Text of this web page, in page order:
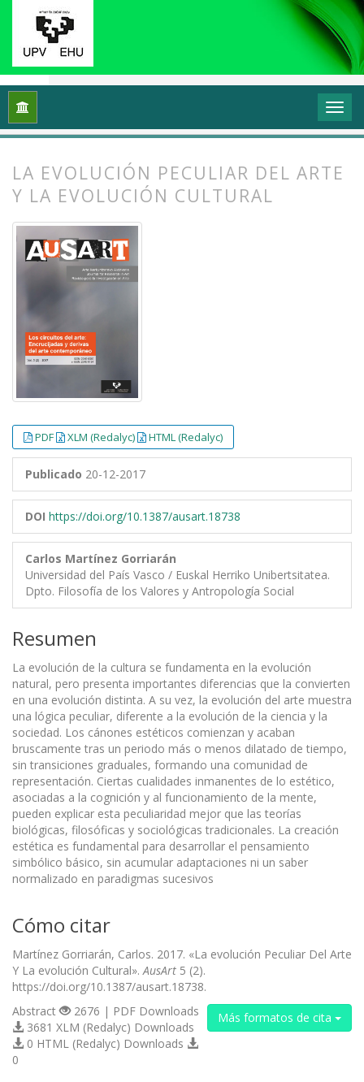
Inicio Vol. 5 Núm. 2 (2017): Los circuitos del
LA EVOLUCIÓN PECULIAR DEL ARTE
Y LA EVOLUCIÓN CULTURAL
PDF XLM (Redalyc) HTML (Redalyc)
Publicado 20-12-2017
DOI https://doi.org/10.1387/ausart.18738
Carlos Martínez Gorriarán
Universidad del País Vasco / Euskal Herriko Unibertsitatea.
Dpto. Filosofía de los Valores y Antropología Social
Resumen
La evolución de la cultura se fundamenta en la evolución
natural, pero presenta importantes diferencias que la convierten
en una evolución distinta. A su vez, la evolución del arte muestra
una lógica peculiar, diferente a la evolución de la ciencia y la
sociedad. Los cánones estéticos comienzan y acaban
bruscamente tras un periodo más o menos dilatado de tiempo,
sin transiciones graduales, formando una comunidad de
representación. Ciertas cualidades inmanentes de lo estético,
asociadas a la cognición y al funcionamiento de la mente,
pueden explicar esta peculiaridad mejor que las teorías
biológicas, filosóficas y sociológicas tradicionales. La creación
estética es fundamental para desarrollar el pensamiento
simbólico básico, sin acumular adaptaciones ni un saber
normalizado en paradigmas sucesivos
Cómo citar
Martínez Gorriarán, Carlos. 2017. «La evolución Peculiar Del Arte
Y La evolución Cultural». AusArt 5 (2).
https://doi.org/10.1387/ausart.18738.
Más formatos de cita
Abstract
2676 | PDF Downloads
3681 XLM (Redalyc) Downloads
0 HTML (Redalyc) Downloads
0